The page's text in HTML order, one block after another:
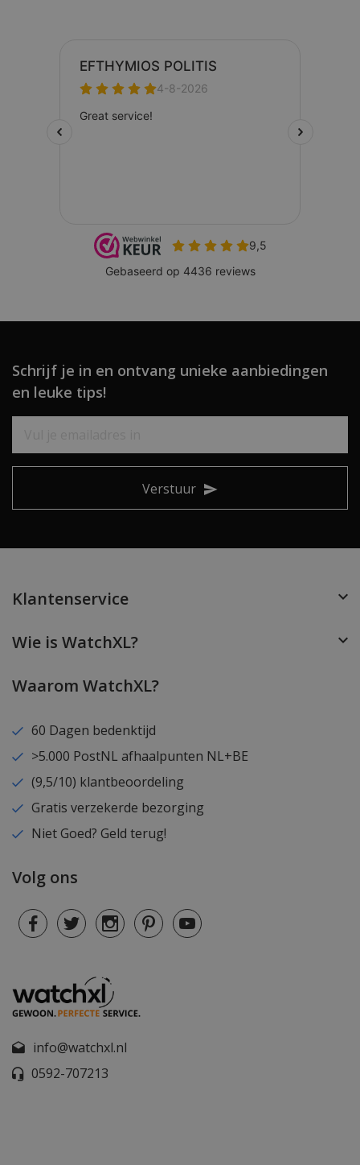
Schrijf je in en ontvang unieke aanbiedingen
en leuke tips!
Verstuur
Klantenservice
Wie is WatchXL?
Waarom WatchXL?
60 Dagen bedenktijd
>5.000 PostNL afhaalpunten NL+BE
(9,5/10) klantbeoordeling
Gratis verzekerde bezorging
Niet Goed? Geld terug!
Volg ons
info@watchxl.nl
0592-707213